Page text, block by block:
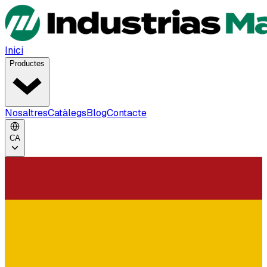
Inici
Productes
NosaltresCatàlegsBlogContacte
CA